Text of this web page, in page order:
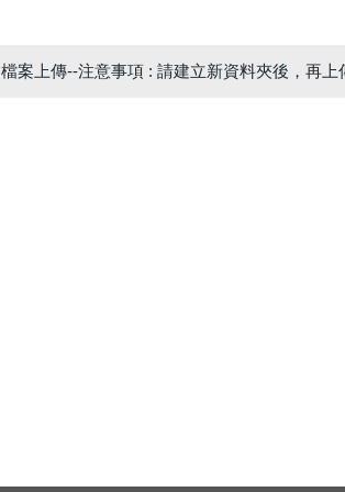
檔案上傳--注意事項 : 請建立新資料夾後，再上